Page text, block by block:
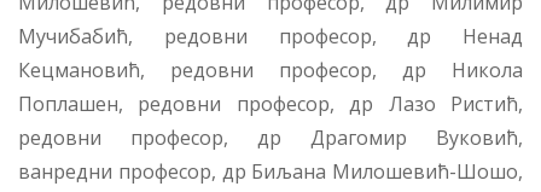
Мучибабић, редовни професор, др Ненад
Кецмановић, редовни професор, др Никола
Поплашен, редовни професор, др Лазо Ристић,
редовни професор, др Драгомир Вуковић,
ванредни професор, др Биљана Милошевић-Шошо,